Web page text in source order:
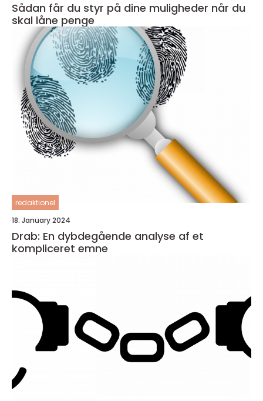
Sådan får du styr på dine muligheder når du
skal låne penge
redaktionel
18. January 2024
Drab: En dybdegående analyse af et
kompliceret emne